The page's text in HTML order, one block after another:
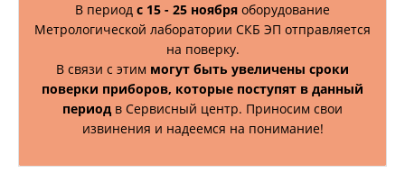
В период с 15 - 25 ноября оборудование
Метрологической лаборатории СКБ ЭП отправляется
на поверку.
В связи с этим могут быть увеличены сроки
поверки приборов, которые поступят в данный
период в Сервисный центр. Приносим свои
извинения и надеемся на понимание!